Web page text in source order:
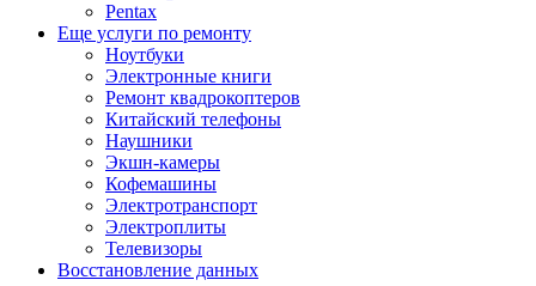
Pentax
Еще услуги по ремонту
Ноутбуки
Электронные книги
Ремонт квадрокоптеров
Китайский телефоны
Наушники
Экшн-камеры
Кофемашины
Электротранспорт
Электроплиты
Телевизоры
Восстановление данных